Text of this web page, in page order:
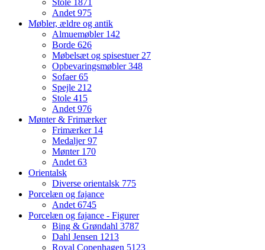
Stole 1871
Andet 975
Møbler, ældre og antik
Almuemøbler 142
Borde 626
Møbelsæt og spisestuer 27
Opbevaringsmøbler348
Sofaer65
Spejle 212
Stole 415
Andet 976
Mønter & Frimærker
Frimærker 14
Medaljer97
Mønter 170
Andet 63
Orientalsk
Diverse orientalsk 775
Porcelæn og fajance
Andet 6745
Porcelæn og fajance - Figurer
Bing & Grøndahl 3787
Dahl Jensen 1213
Royal Copenhagen 5123